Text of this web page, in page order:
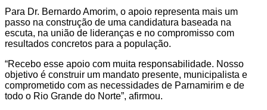
Para Dr. Bernardo Amorim, o apoio representa mais um
passo na construção de uma candidatura baseada na
escuta, na união de lideranças e no compromisso com
resultados concretos para a população.
“Recebo esse apoio com muita responsabilidade. Nosso
objetivo é construir um mandato presente, municipalista e
comprometido com as necessidades de Parnamirim e de
todo o Rio Grande do Norte”, afirmou.